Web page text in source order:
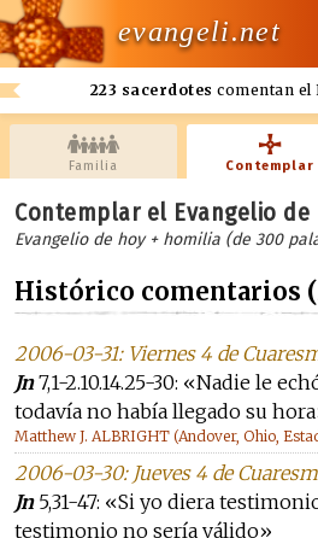
evangeli.net
223 sacerdotes comentan el
Familia Contemplar
Contemplar el Evangelio de
Evangelio de hoy + homilia (de 300
Histórico comentarios
2006-03-31: Viernes 4 de
Jn7,1-2.10.14.25-30: «Nadie le
todavía no había llegado su
Matthew J. ALBRIGHT (Andover, Ohio,
2006-03-30: Jueves 4 de
Jn5,31-47: «Si yo diera
testimonio no sería válido»